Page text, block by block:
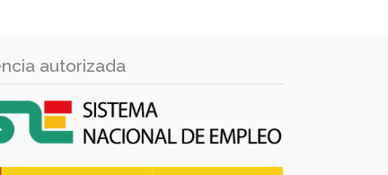
autorizada